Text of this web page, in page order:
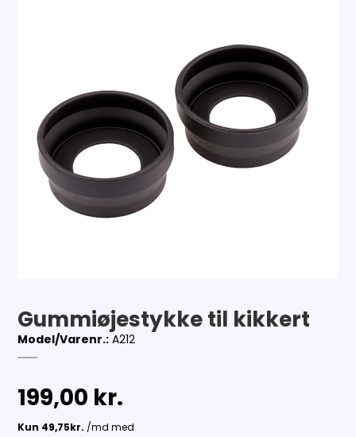
Gummiøjestykke til kikkert
Model/Varenr.: A212
199,00 kr.